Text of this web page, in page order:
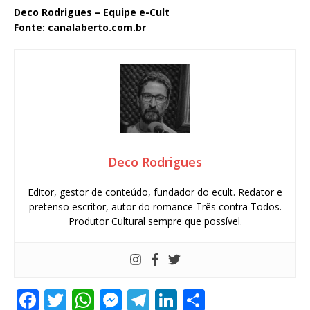
Deco Rodrigues – Equipe e-Cult
Fonte: canalaberto.com.br
Deco Rodrigues
Editor, gestor de conteúdo, fundador do ecult. Redator e
pretenso escritor, autor do romance Três contra Todos.
Produtor Cultural sempre que possível.
F T W M T Li